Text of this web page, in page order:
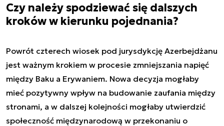
Czy należy spodziewać się dalszych
kroków w kierunku pojednania?
Powrót czterech wiosek pod jurysdykcję Azerbejdżanu
jest ważnym krokiem w procesie zmniejszania napięć
między Baku a Erywaniem. Nowa decyzja mogłaby
mieć pozytywny wpływ na budowanie zaufania między
stronami, a w dalszej kolejności mogłaby utwierdzić
społeczność międzynarodową w przekonaniu o